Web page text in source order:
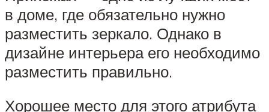
в доме, где обязательно нужно
разместить зеркало. Однако в
дизайне интерьера его необходимо
разместить правильно.
Хорошее место для этого атрибута